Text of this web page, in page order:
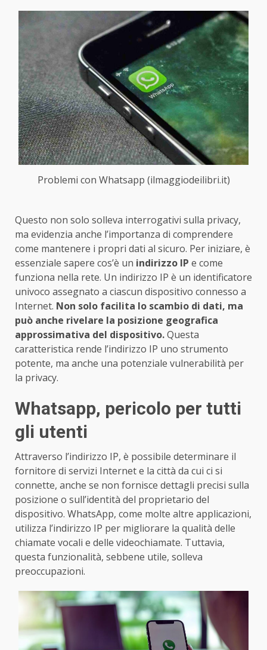
Problemi con Whatsapp (ilmaggiodeilibri.it)
Questo non solo solleva interrogativi sulla privacy,
ma evidenzia anche l’importanza di comprendere
come mantenere i propri dati al sicuro. Per iniziare, è
essenziale sapere cos’è un indirizzo IP e come
funziona nella rete. Un indirizzo IP è un identificatore
univoco assegnato a ciascun dispositivo connesso a
Internet. Non solo facilita lo scambio di dati, ma
può anche rivelare la posizione geografica
approssimativa del dispositivo.Questa
caratteristica rende l’indirizzo IP uno strumento
potente, ma anche una potenziale vulnerabilità per
la privacy.
Whatsapp, pericolo per tutti
gli utenti
Attraverso l’indirizzo IP, è possibile determinare il
fornitore di servizi Internet e la città da cui ci si
connette, anche se non fornisce dettagli precisi sulla
posizione o sull’identità del proprietario del
dispositivo. WhatsApp, come molte altre applicazioni,
utilizza l’indirizzo IP per migliorare la qualità delle
chiamate vocali e delle videochiamate. Tuttavia,
questa funzionalità, sebbene utile, solleva
preoccupazioni.